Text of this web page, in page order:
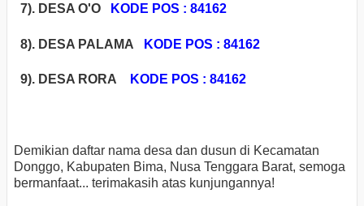
7). DESA O'O KODE POS : 84162
8). DESA PALAMA KODE POS : 84162
9). DESA RORA KODE POS : 84162
Demikian daftar nama desa dan dusun di Kecamatan
Donggo, Kabupaten Bima, Nusa Tenggara Barat, semoga
bermanfaat... terimakasih atas kunjungannya!